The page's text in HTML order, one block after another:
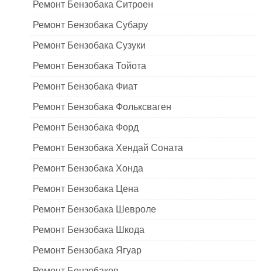
Ремонт Бензобака Ситроен
Ремонт Бензобака Субару
Ремонт Бензобака Сузуки
Ремонт Бензобака Тойота
Ремонт Бензобака Фиат
Ремонт Бензобака Фольксваген
Ремонт Бензобака Форд
Ремонт Бензобака Хендай Соната
Ремонт Бензобака Хонда
Ремонт Бензобака Цена
Ремонт Бензобака Шевроле
Ремонт Бензобака Шкода
Ремонт Бензобака Ягуар